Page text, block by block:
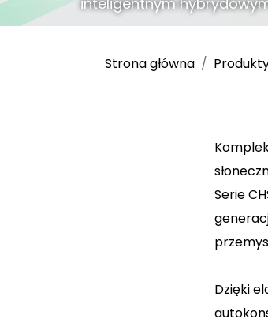
Strona główna
Serie
Dzięki